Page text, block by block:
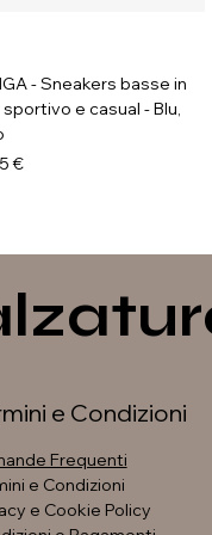
- Sneakers basse in
e casual - Blu,
€
- Sneakers platform
- Anfibi con suola
e Condizioni
Frequenti
e Condizioni
e Cookie Policy